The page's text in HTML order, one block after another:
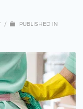
/
PUBLISHED IN